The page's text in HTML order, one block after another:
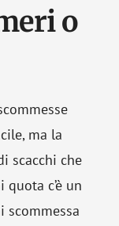
o
ma la
scacchi che
c’è un
scommessa